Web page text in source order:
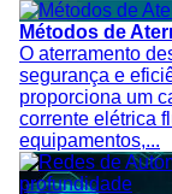
Métodos de
O aterramento
segurança e
proporciona um
corrente elétrica
equipamentos,...